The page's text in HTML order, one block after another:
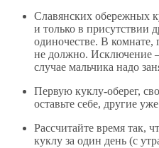
Славянских обережных
и только в присутствии
одиночестве. В комнате,
не должно. Исключение
случае мальчика надо
Первую куклу-оберег,
оставьте себе, другие
Рассчитайте время так,
куклу за один день (с